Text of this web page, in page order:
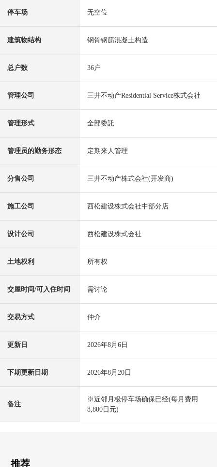
停车场 无空位
建筑物结构 钢骨钢筋混凝土构造
总户数 36户
管理公司 三井不动产Residential Service株式会社
管理形式 全部委託
管理员的勤务形态 定期来人管理
分售公司 三井不动产株式会社(开发商)
施工公司 西松建设株式会社中部分店
设计公司 西松建设株式会社
土地权利 所有权
交屋时间/可入住时间 需讨论
交易方式 仲介
更新日 2026年8月6日
下期更新日期 2026年8月20日
备注
※近邻月极停车场确保已经(每月费用
8,800日元)
推荐